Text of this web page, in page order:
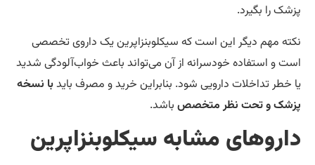
بگیرد.
دیگر این است که سیکلوبنزاپرین یک داروی تخصصی
استفاده خودسرانه از آن می‌تواند باعث خواب‌آلودگی شدید
تداخلات دارویی شود. بنابراین خرید و مصرف بایدبا نسخه
و تحت نظر متخصصباشد.
مشابه سیکلوبنزاپرین